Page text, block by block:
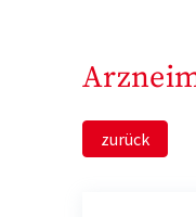
zurück